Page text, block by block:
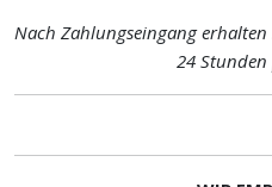
Nach Zahlungseingang
24 Stunden